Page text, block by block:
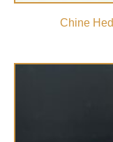
Chine